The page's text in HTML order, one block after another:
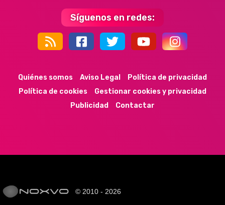
Síguenos en redes:
44k 9k 35k 352
Quiénes somos Aviso Legal
Política de privacidad
Política de cookies
Gestionar cookies y privacidad
Publicidad
Contactar
© 2010 - 2026